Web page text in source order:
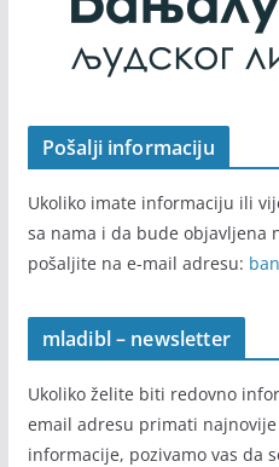
Pošalji informaciju
Ukoliko imate informaciju ili
sa nama i da bude objavljena
pošaljite na e-mail adresu:
mladibl – newsletter
Ukoliko želite biti redovno
email adresu primati
informacije, pozivamo vas da